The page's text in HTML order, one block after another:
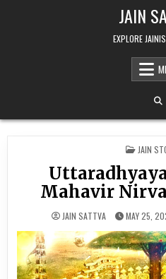
JAIN
EXPLORE
JAIN
Mahavir
JAIN SATTVA MAY 25,